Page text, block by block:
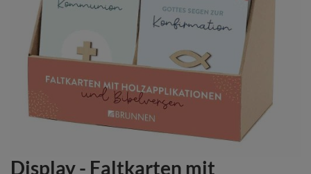
Display - Faltkarten mit
Zum